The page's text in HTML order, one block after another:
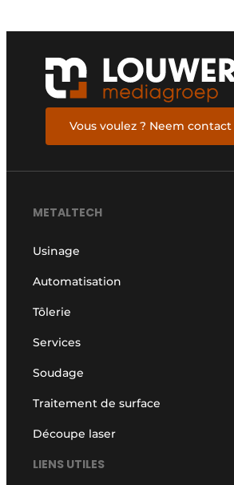
Vous voulez ? Neem
METALTECH
Usinage
Automatisation
Tôlerie
Services
Soudage
Traitement de surface
Découpe laser
LIENS UTILES